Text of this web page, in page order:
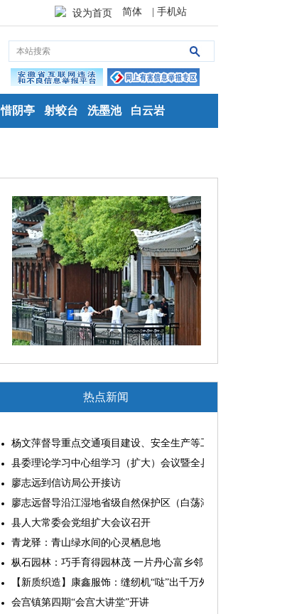
设为首页 简体 | 手机站
惜阴亭 射蛟台 洗墨池 白云岩
热点新闻
杨文萍督导重点交通项目建设、安全生产等工作
县委理论学习中心组学习（扩大）会议暨全县“两为”能力素质
廖志远到信访局公开接访
廖志远督导沿江湿地省级自然保护区（白荡湖片区）问题整改
县人大常委会党组扩大会议召开
青龙驿：青山绿水间的心灵栖息地
枞石园林：巧手育得园林茂 一片丹心富乡邻
【新质织造】康鑫服饰：缝纫机“哒”出千万外贸大生意
会宫镇第四期“会宫大讲堂”开讲